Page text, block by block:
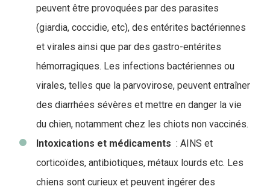
peuvent être provoquées par des parasites
(giardia, coccidie, etc), des entérites bactériennes
et virales ainsi que par des gastro-entérites
hémorragiques. Les infections bactériennes ou
virales, telles que la parvovirose, peuvent entraîner
des diarrhées sévères et mettre en danger la vie
du chien, notamment chez les chiots non vaccinés.
Intoxications et médicaments : AINS et
corticoïdes, antibiotiques, métaux lourds etc. Les
chiens sont curieux et peuvent ingérer des